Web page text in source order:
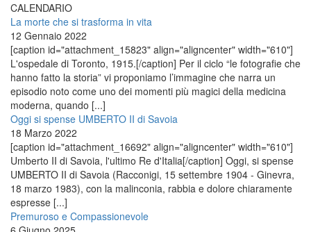
CALENDARIO
La morte che si trasforma in vita
12 Gennaio 2022
[caption id="attachment_15823" align="aligncenter" width="610"]
L'ospedale di Toronto, 1915.[/caption] Per il ciclo “le fotografie che
hanno fatto la storia” vi proponiamo l’immagine che narra un
episodio noto come uno dei momenti più magici della medicina
moderna, quando [...]
Oggi si spense UMBERTO II di Savoia
18 Marzo 2022
[caption id="attachment_16692" align="aligncenter" width="610"]
Umberto II di Savoia, l'ultimo Re d'Italia[/caption] Oggi, si spense
UMBERTO II di Savoia (Racconigi, 15 settembre 1904 - Ginevra,
18 marzo 1983), con la malinconia, rabbia e dolore chiaramente
espresse [...]
Premuroso e Compassionevole